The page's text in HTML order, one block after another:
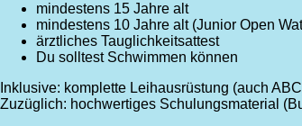
mindestens 15 Jahre alt
mindestens 10 Jahre alt (Junior Open
ärztliches Tauglichkeitsattest
Du solltest Schwimmen können
Inklusive: komplette Leihausrüstung (auch
Zuzüglich: hochwertiges Schulungsmaterial